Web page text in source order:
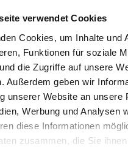
verwendet Cookies
Cookies, um Inhalte und
Funktionen für soziale
die Zugriffe auf unsere
Außerdem geben wir
unserer Website an unsere
Werbung und Analysen
diese Informationen
zusammen, die Sie
und Effizienz
sind zwei
von Prozessen
Markt
zunehmend auf
ermöglicht der
automatischer